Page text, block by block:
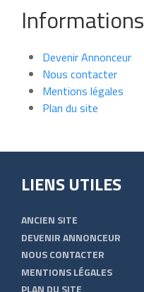
Informations
Devenir Annonceur
Nous contacter
Mentions légales
Plan du site
LIENS UTILES
ANCIEN SITE
DEVENIR ANNONCEUR
NOUS CONTACTER
MENTIONS LÉGALES